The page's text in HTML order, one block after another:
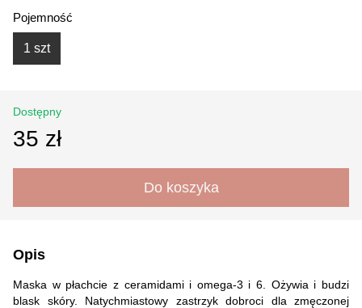
Pojemność
1 szt
Dostępny
35 zł
Do koszyka
Opis
Maska w płachcie z ceramidami i omega-3 i 6. Ożywia i budzi
blask skóry. Natychmiastowy zastrzyk dobroci dla zmęczonej